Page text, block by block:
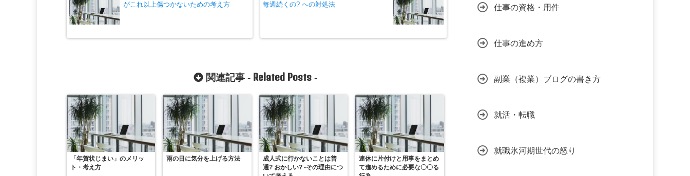
がこれ以上傷つかないための考え方
毎週続くの? への対処法
関連記事 - Related Posts-
「年賀状じまい」のメリッ
ト・考え方
雨の日に気分を上げる方法
成人式に行かないことは普
通? おかしい? -その理由につ
連休に片付けと用事をまとめ
て進めるために必要な〇〇る
仕事の資格・用件
仕事の進め方
副業（複業）ブログの書き方
就活・転職
就職氷河期世代の怒り